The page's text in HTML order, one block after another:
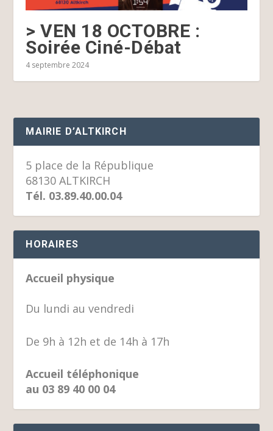
> VEN 18 OCTOBRE :
Soirée Ciné-Débat
4 septembre 2024
MAIRIE D’ALTKIRCH
5 place de la République
68130 ALTKIRCH
Tél. 03.89.40.00.04
HORAIRES
Accueil physique
Du lundi au vendredi
De 9h à 12h et de 14h à 17h
Accueil téléphonique
au 03 89 40 00 04